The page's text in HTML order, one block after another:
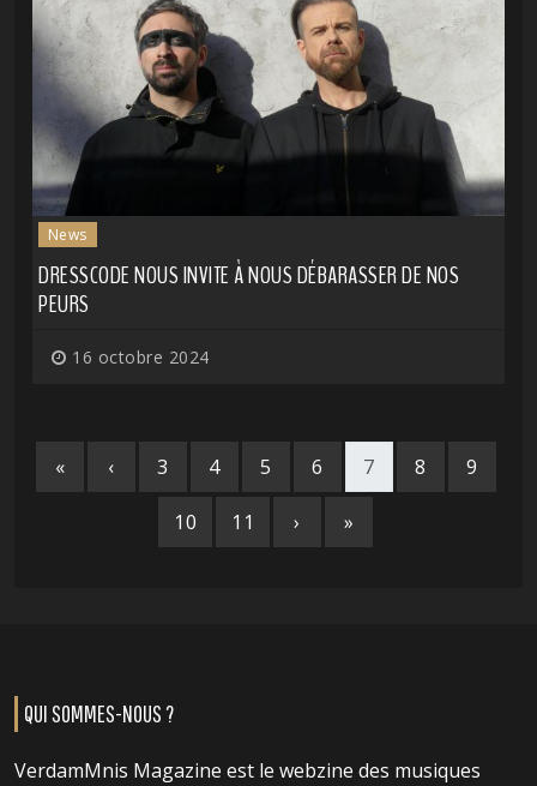
News
DRESSCODE NOUS INVITE À NOUS DÉBARASSER DE NOS
PEURS
16 octobre 2024
« ‹ 3 4 5 6 7 8 9
10 11 › »
QUI SOMMES-NOUS ?
VerdamMnis Magazine est le webzine des musiques